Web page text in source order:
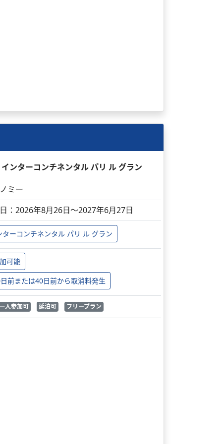
ンターコンチネンタル パリ ル グラン
ミー
：2026年8月26日～2027年6月27日
ターコンチネンタル パリ ル グラン
可能
前または40日前から取消料発生
人参加可 延泊可 フリープラン